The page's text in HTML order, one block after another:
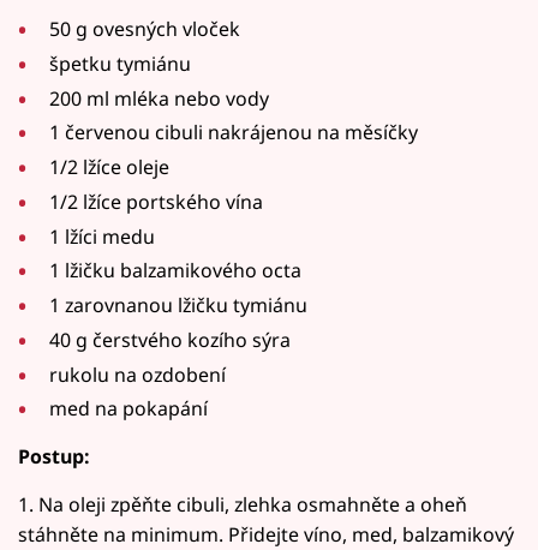
50 g ovesných vloček
špetku tymiánu
200 ml mléka nebo vody
1 červenou cibuli nakrájenou na měsíčky
1/2 lžíce oleje
1/2 lžíce portského vína
1 lžíci medu
1 lžičku balzamikového octa
1 zarovnanou lžičku tymiánu
40 g čerstvého kozího sýra
rukolu na ozdobení
med na pokapání
Postup:
1. Na oleji zpěňte cibuli, zlehka osmahněte a oheň
stáhněte na minimum. Přidejte víno, med, balzamikový